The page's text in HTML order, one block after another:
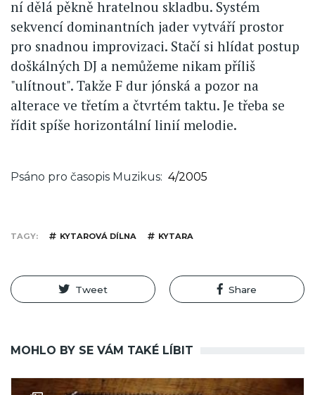
ní dělá pěkně hratelnou skladbu. Systém
sekvencí dominantních jader vytváří prostor
pro snadnou improvizaci. Stačí si hlídat postup
doškálných DJ a nemůžeme nikam příliš
"ulítnout". Takže F dur jónská a pozor na
alterace ve třetím a čtvrtém taktu. Je třeba se
řídit spíše horizontální linií melodie.
Psáno pro časopis Muzikus 4/2005
TAGY KYTAROVÁ DÍLNA KYTARA
Tweet Share
MOHLO BY SE VÁM TAKÉ LÍBIT